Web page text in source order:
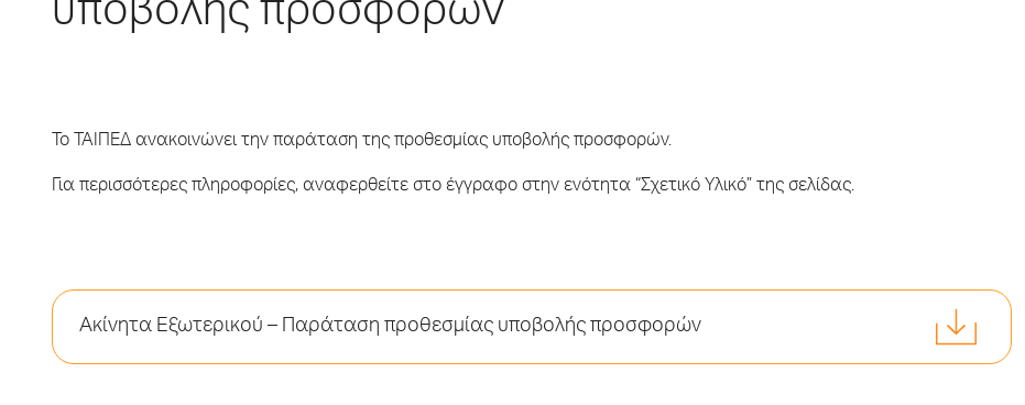
υποβολής προσφορών
Το ΤΑΙΠΕΔ ανακοινώνει την παράταση της προθεσμίας υποβολής προσφορών.
Για περισσότερες πληροφορίες, αναφερθείτε στο έγγραφο στην ενότητα “Σχετικό Υλικό” της σελίδας.
Ακίνητα Εξωτερικού – Παράταση προθεσμίας υποβολής προσφορών